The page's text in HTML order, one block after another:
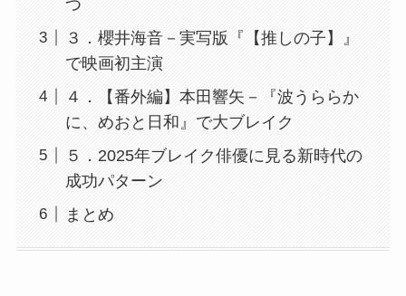
つ
３．櫻井海音－実写版『【推しの子】』
で映画初主演
４．【番外編】本田響矢－『波うららか
に、めおと日和』で大ブレイク
５．2025年ブレイク俳優に見る新時代の
成功パターン
まとめ